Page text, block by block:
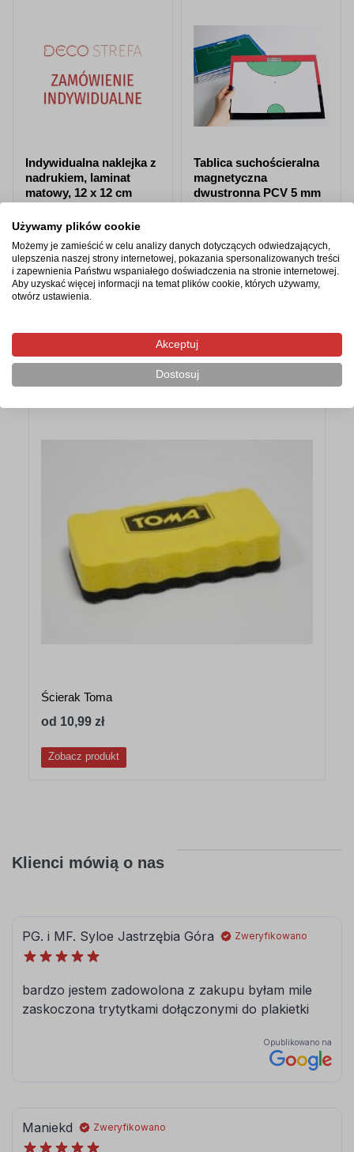
Indywidualna naklejka z
nadrukiem, laminat
matowy, 12 x 12 cm
od 10,98 zł
Zobacz produkt
Tablica suchościeralna
magnetyczna
dwustronna PCV 5 mm
od 61,48 zł
Zobacz produkt
Polecane akcesoria
Ścierak Toma
od 10,99 zł
Zobacz produkt
Klienci mówią o nas
Używamy plików cookie
Możemy je zamieścić w celu analizy danych dotyczących odwiedzających,
ulepszenia naszej strony internetowej, pokazania spersonalizowanych treści
i zapewnienia Państwu wspaniałego doświadczenia na stronie internetowej.
Aby uzyskać więcej informacji na temat plików cookie, których używamy,
otwórz ustawienia.
Akceptuj
Dostosuj